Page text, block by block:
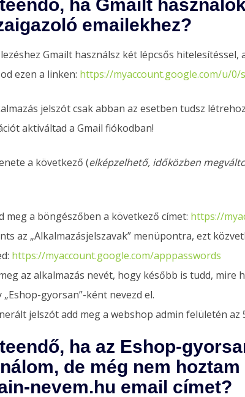
ha Gmailt
emailekhez?
Gmailt használsz két lépcsős
ezen a linken: https://myaccount.google.com/u/0/
jelszót csak abban az esetben tudsz
aktiváltad a Gmail fiókodban!
a következő (elképzelhető, időközben
meg a böngészőben a következő címet: https://
az „Alkalmazásjelszavak” menüpontra, ezt
https://myaccount.google.com/apppasswords
az alkalmazás nevét, hogy később is tudd, mire
„Eshop-gyorsan”-ként nevezd el.
jelszót add meg a webshop admin felületén az
ha az Eshop-
de még nem
nevem.hu email címet?